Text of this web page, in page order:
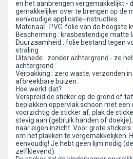
en het aanbrengen vergemakkelijkt -
gemakkelijker over te brengen op de
eenvoudige applicatie-instructies.
Materiaal : PVC-folie van de hoogste
Bescherming : krasbestendige matte
Duurzaamheid : folie bestand tegen
straling
Uitsnede : zonder achtergrond - ze
achtergrond
Verpakking : zero waste, verzonden
afbreekbare buizen.
Hoe werkt dat?
Verspreid de sticker op de grond of
beplakken oppervlak schoon met een
voorzichtig de sticker af, plak de
stevig aan (gebruik handen of
naar eigen inzicht. Voor grote
om het plakken te vergemakkelijken.
eenvoudig! Je hebt geen lijm nodig
zelfklevend).